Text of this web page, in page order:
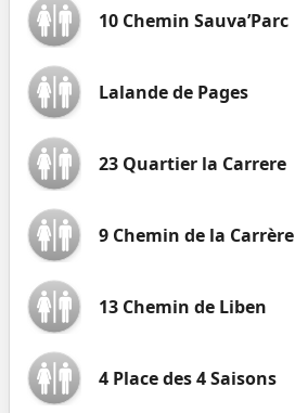
10 Chemin Sauva’Parc
Lalande de Pages
23 Quartier la Carrere
9 Chemin de la Carrère
13 Chemin de Liben
4 Place des 4 Saisons